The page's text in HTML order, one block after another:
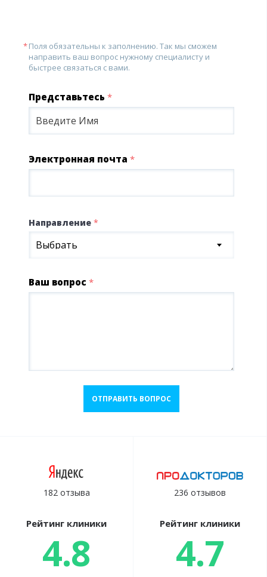
Поля обязательны к заполнению. Так мы сможем
направить ваш вопрос нужному специалисту и
быстрее связаться с вами.
Представьтесь *
Электронная почта *
Направление *
Выбрать
Ваш вопрос *
ОТПРАВИТЬ ВОПРОС
182 отзыва
Рейтинг клиники
4.8
236 отзывов
Рейтинг клиники
4.7